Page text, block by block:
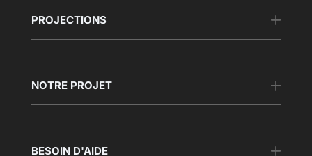
PROJECTIONS
NOTRE PROJET
BESOIN D'AIDE